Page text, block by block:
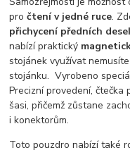
pročtení v jedné ruce.
přichycení předních
nabízí praktický
stojánek využívat
stojánku. Vyrobeno
Precizní provedení,
šasi, přičemž zůstane
i konektorům.
Toto pouzdro nabízí také